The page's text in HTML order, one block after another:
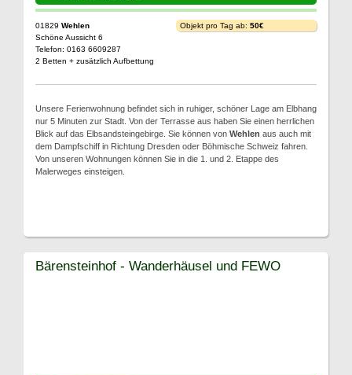
01829 Wehlen
Schöne Aussicht 6
Telefon: 0163 6609287
2 Betten + zusätzlich Aufbettung
Objekt pro Tag ab: 50€
Unsere Ferienwohnung befindet sich in ruhiger, schöner Lage am Elbhang
nur 5 Minuten zur Stadt. Von der Terrasse aus haben Sie einen herrlichen
Blick auf das Elbsandsteingebirge. Sie können von Wehlen aus auch mit
dem Dampfschiff in Richtung Dresden oder Böhmische Schweiz fahren.
Von unseren Wohnungen können Sie in die 1. und 2. Etappe des
Malerweges einsteigen.
Bärensteinhof - Wanderhäusel und FEWO